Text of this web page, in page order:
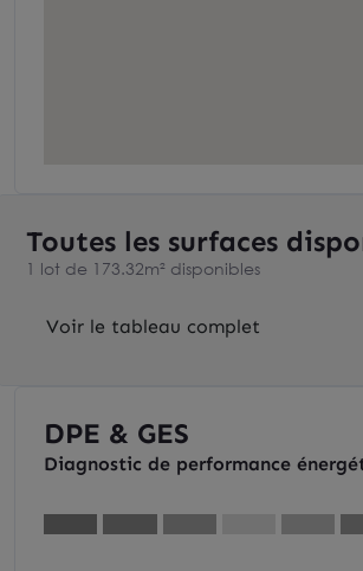
Toutes les surfaces
1 lot de 173.32m² disponibles
Voir le tableau complet
DPE & GES
Diagnostic de performance